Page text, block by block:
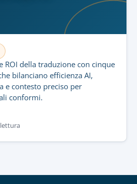
ROI della traduzione con cinque
bilanciano efficienza AI,
e contesto preciso per
conformi.